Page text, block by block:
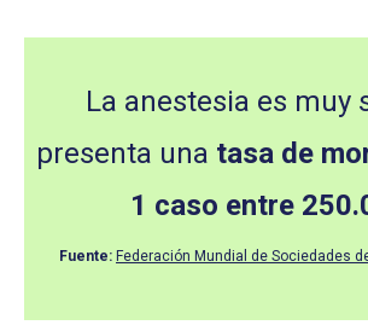
La anestesia es muy
presenta una tasa de
1 caso entre
Fuente: Federación Mundial de Sociedades